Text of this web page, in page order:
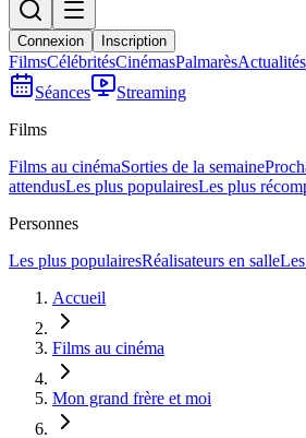
Connexion Inscription
FilmsCélébritésCinémasPalmarèsActualités
Séances
Streaming
Films
Films au cinémaSorties de la semaine
attendusLes plus populairesLes plus
Personnes
Les plus populairesRéalisateurs en salle
Accueil
Films au cinéma
Mon grand frère et moi